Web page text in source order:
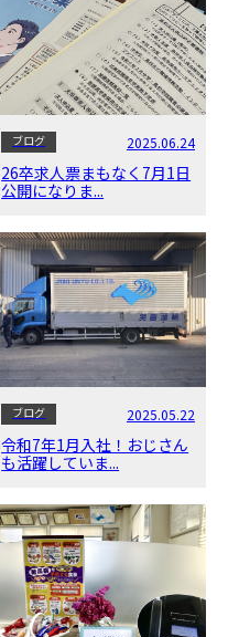
ブログ 2025.06.24
26卒求人票まもなく7月1日
公開になりま...
ブログ 2025.05.22
令和7年1月入社！おじさん
も活躍していま...